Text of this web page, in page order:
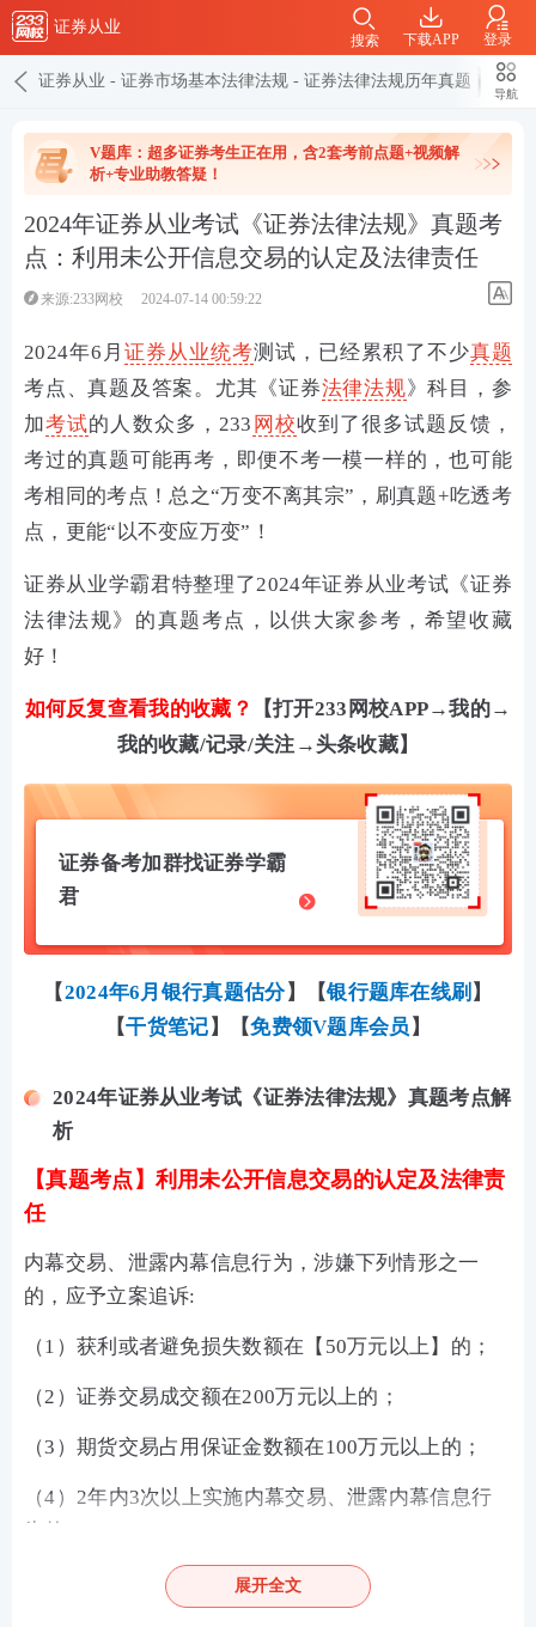
证券从业
下载APP 登录
搜索
证券从业 - 证券市场基本法律法规 - 证券法律法规历年真题
导航
V题库：超多证券考生正在用，含2套考前点题+视频解
析+专业助教答疑！
2024年证券从业考试《证券法律法规》真题考
点：利用未公开信息交易的认定及法律责任
来源:233网校 2024-07-14 00:59:22
2024年6月证券从业统考测试，已经累积了不少真题
考点、真题及答案。尤其《证券法律法规》科目，参
加考试的人数众多，233 网校收到了很多试题反馈，
考过的真题可能再考，即便不考一模一样的，也可能
考相同的考点！总之“万变不离其宗”，刷真题+吃透考
点，更能“以不变应万变”！
证券从业学霸君特整理了2024年证券从业考试 《证券
法律法规》的真题考点，以供大家参考，希望收藏
好！
如何反复查看我的收藏？
【打开233网校APP→我的→
我的收藏/记录/关注→头条收藏】
证券备考加群找证券学霸
君
【2024年6月银行真题估分 】 【银行题库在线刷 】
【干货笔记 】 【免费领V题库会员 】
2024年证券从业考试《证券法律法规》真题考点解
析
【真题考点】利用未公开信息交易的认定及法律责
任
内幕交易、泄露内幕信息行为，涉嫌下列情形之一
的，应予立案追诉:
（1）获利或者避免损失数额在【50万元以上】的；
（2）证券交易成交额在200万元以上的；
（3）期货交易占用保证金数额在100万元以上的；
（4）2年内3次以上实施内幕交易、泄露内幕信息行
为的；
（5）明示、暗示3人以上从事与内幕信息相关的证
券、期货交易活动的；
展开全文